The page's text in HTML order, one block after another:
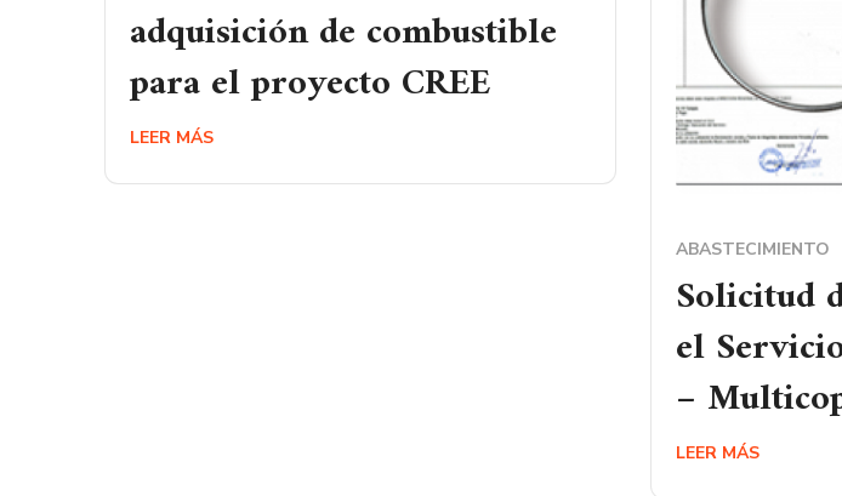
adquisición de combustible
para el proyecto CREE
LEER MÁS
ABASTECIMIENTO
Solicitud
el
–
LEER MÁS